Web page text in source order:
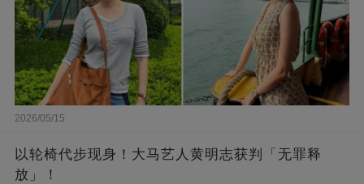
2026/05/15
以轮椅代步现身！大马艺人黄明志获判「无罪释
放」！